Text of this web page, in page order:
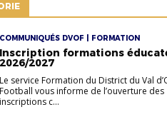
COMMUNIQUÉS DVOF | FORMATION
Inscription formations
2026/2027
Le service Formation du District du Val
Football vous informe de l’ouverture des
inscriptions c...